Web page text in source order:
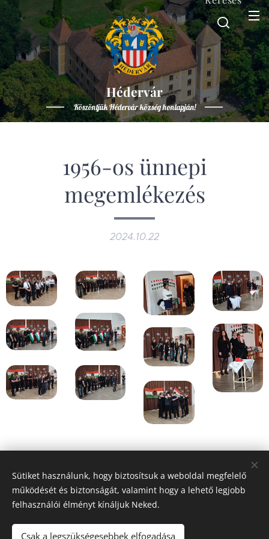
Hédervár
Köszöntjük Hédervár község honlapján!
1956-os ünnepi
megemlékezés
2024.10.22
Honlap tulajdonos:Hédervár Község Önkormányzata
Sütiket használunk, hogy biztosítsuk a weboldal megfelelő
működését és biztonságát, valamint hogy a lehető legjobb
felhasználói élményt kínáljuk Neked.
Csak a legszükségesebbek elfogadása